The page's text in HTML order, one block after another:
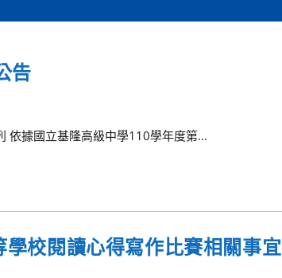
告
依據國立基隆高級中學110學年度第...
校閱讀心得寫作比賽相關事宜